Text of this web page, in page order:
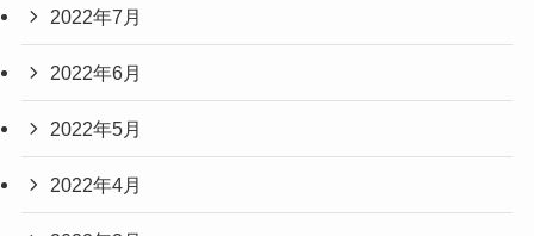
2022年7月
2022年6月
2022年5月
2022年4月